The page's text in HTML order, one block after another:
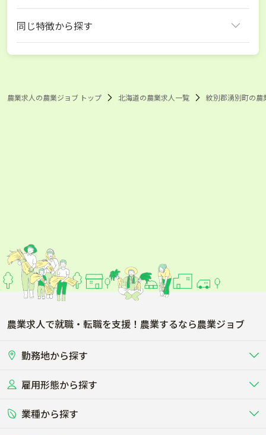
同じ特徴から探す
農業求人の農業ジョブ トップ 北海道の農業求人一覧 紋別郡湧別町の農
農業求人で就職・転職を支援！農業するなら農業ジョブ
勤務地から探す
北海道
関東
雇用形態から探す
正社員 バイト・アルバイト・パート
業種から探す